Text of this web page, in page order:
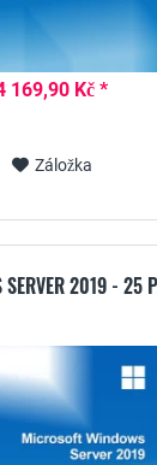
169,90 Kč *
Záložka
SERVER 2019 - 25